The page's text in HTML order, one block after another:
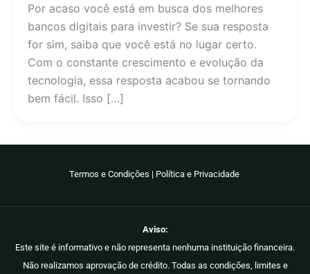
Por acaso você está em busca dos melhores
bancos digitais para investir? Se sua resposta
for sim, saiba que você está no lugar certo.
Com o constante crescimento e evolução da
tecnologia, essa resposta acabou se tornando
bem fácil. Isso […]
Termos e Condições | Política e Privacidade
Aviso:
Este site é informativo e não representa nenhuma instituição financeira.
Não realizamos aprovação de crédito. Todas as condições, limites e